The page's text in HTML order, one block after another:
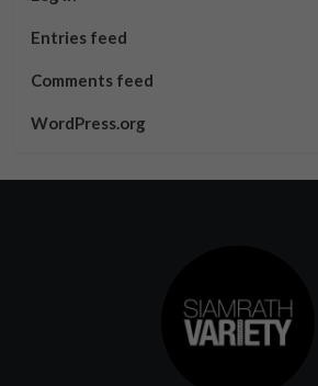
Entries feed
Comments feed
WordPress.org